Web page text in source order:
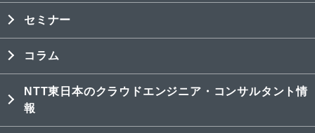
セミナー
コラム
NTT東日本のクラウドエンジニア・コンサルタント情
報